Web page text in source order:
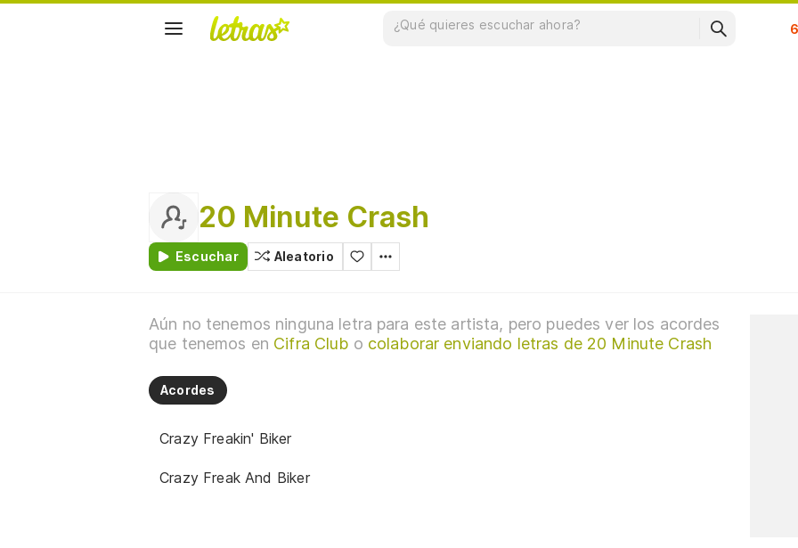
20 Minute Crash
Escuchar Aleatorio
Aún no tenemos ninguna letra para este artista, pero puedes ver los acordes
que tenemos en Cifra Club o colaborar enviando letras de 20 Minute Crash
Acordes
Crazy Freakin' Biker
Crazy Freak And Biker